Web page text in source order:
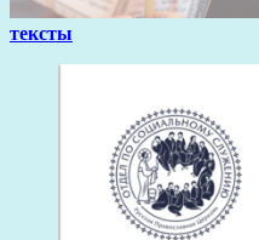
тексты